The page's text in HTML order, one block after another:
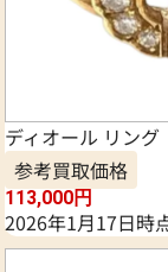
ディオール リング
参考買取価格
113,000円
2026年1月17日時